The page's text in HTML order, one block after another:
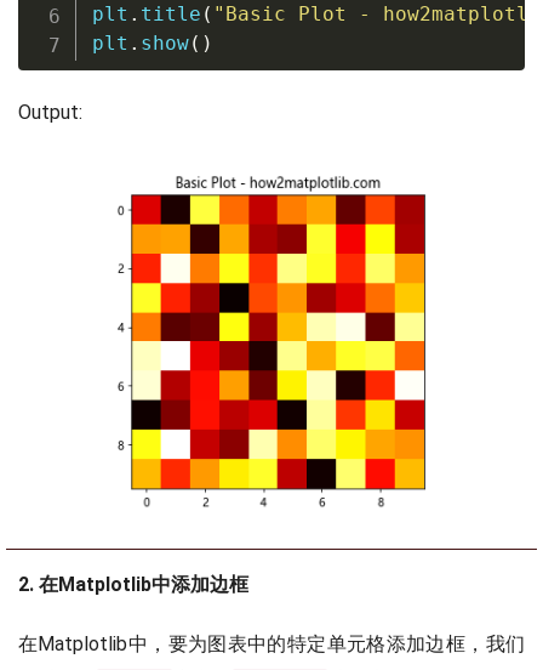
plt . title ( "Basic Plot -
plt . show( )
Output:
2. 在Matplotlib中添加边框
在Matplotlib中，要为图表中的特定单元格添加边框，我们